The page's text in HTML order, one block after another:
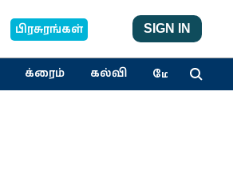
பிரசுரங்கள் SIGN IN
க்ரைம் கல்வி மேலும்